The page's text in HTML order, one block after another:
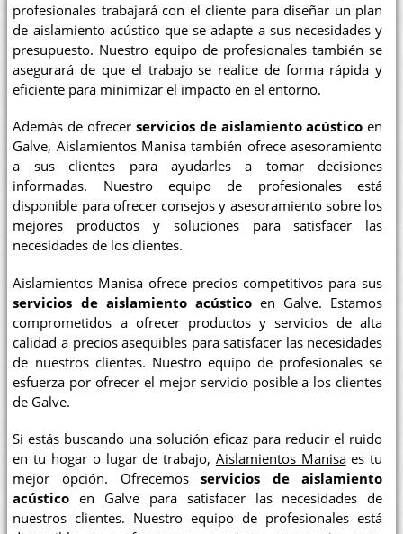
profesionales trabajará con el cliente para diseñar un plan
de aislamiento acústico que se adapte a sus necesidades y
presupuesto. Nuestro equipo de profesionales también se
asegurará de que el trabajo se realice de forma rápida y
eficiente para minimizar el impacto en el entorno.
Además de ofrecer servicios de aislamiento acústico en
Galve, Aislamientos Manisa también ofrece asesoramiento
a sus clientes para ayudarles a tomar decisiones
informadas. Nuestro equipo de profesionales está
disponible para ofrecer consejos y asesoramiento sobre los
mejores productos y soluciones para satisfacer las
necesidades de los clientes.
Aislamientos Manisa ofrece precios competitivos para sus
servicios de aislamiento acústicoen Galve. Estamos
comprometidos a ofrecer productos y servicios de alta
calidad a precios asequibles para satisfacer las necesidades
de nuestros clientes. Nuestro equipo de profesionales se
esfuerza por ofrecer el mejor servicio posible a los clientes
de Galve.
Si estás buscando una solución eficaz para reducir el ruido
en tu hogar o lugar de trabajo, Aislamientos Manisaes tu
mejor opción. Ofrecemosservicios de aislamiento
acústico en Galve para satisfacer las necesidades de
nuestros clientes. Nuestro equipo de profesionales está